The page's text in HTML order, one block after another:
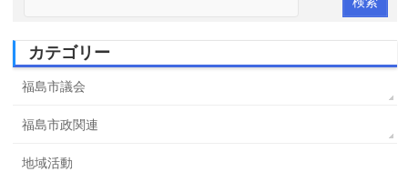
カテゴリー
福島市議会
福島市政関連
地域活動